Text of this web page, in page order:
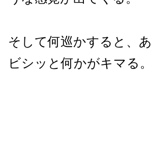
そして何巡かすると、
ビシッと何かがキマる。